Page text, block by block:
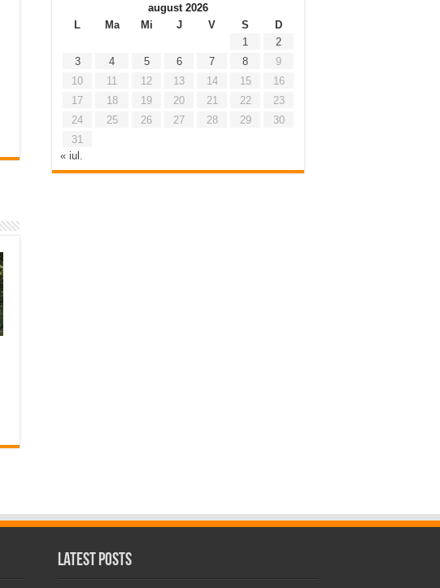
august 2026
L
Ma Mi J V S
D
1
2
3
4 5 6 7 8
9
10
11 12 13 14 15
16
17
18 19 20 21 22
23
24
25 26 27 28 29
30
31
« iul.
Latest Posts